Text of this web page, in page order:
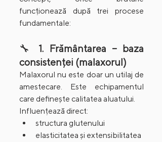
funcționează după trei procese
fundamentale:
🔧 1. Frământarea – baza
consistenței (malaxorul)
Malaxorul nu este doar un utilaj de
amestecare. Este echipamentul
care definește calitatea aluatului.
Influențează direct:
structura glutenului
elasticitatea și extensibilitatea